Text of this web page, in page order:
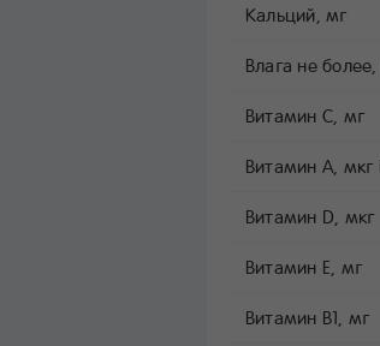
Кальций, мг
Влага не более,
Витамин C, мг
Витамин A, мкг
Витамин D, мкг
Витамин E, мг
Витамин B1, мг